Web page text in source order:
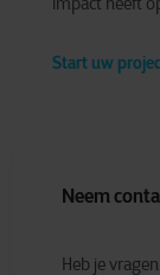
Start uw
Neem
Heb je